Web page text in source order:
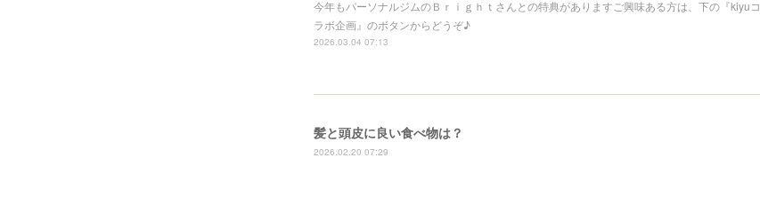
今年もパーソナルジムのＢｒｉｇｈｔさんとの特典がありますご興味ある方は、下の『kiyuコ
ラボ企画』のボタンからどうぞ♪
2026.03.04 07:13
髪と頭皮に良い食べ物は？
2026.02.20 07:29